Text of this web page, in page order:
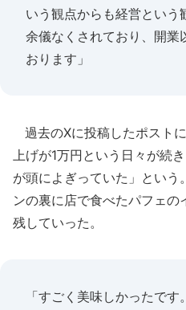
いう観点からも経営という
余儀なくされており、開業
おります」
過去のXに投稿したポスト
上げが1万円という日々が続
が頭によぎっていた」という
ンの裏に店で食べたパフェ
残していった。
「すごく美味しかったで